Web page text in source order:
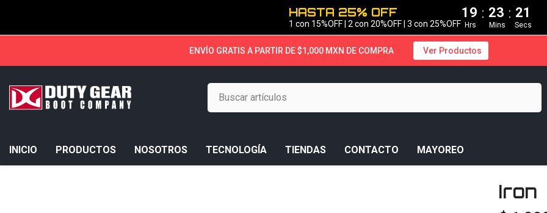
HASTA 25% OFF
1 con 15%OFF | 2 con 20%OFF | 3 con 25%OFF
19 : 23 : 20
Hrs Mins Secs
ENVÍO GRATIS A PARTIR DE $1,000 MXN DE COMPRA Ver Productos
INICIO PRODUCTOS NOSOTROS TECNOLOGÍA TIENDAS CONTACTO MAYOREO
Iron